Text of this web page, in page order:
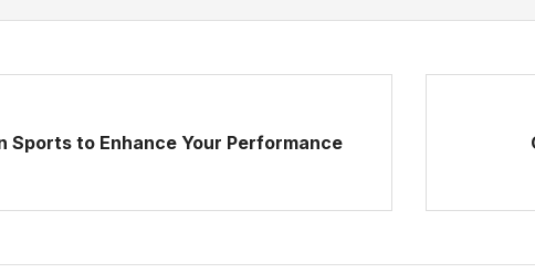
Sports to Enhance Your Performance